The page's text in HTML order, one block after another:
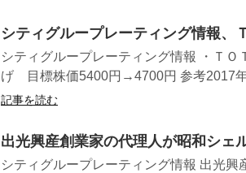
シティグループレーティング情報、
シティグループレーティング情報 ・Ｔ
げ 目標株価5400円→4700円 参考2017
記事を読む
出光興産創業家の代理人が昭和シェ
シティグループレーティング情報 出光興